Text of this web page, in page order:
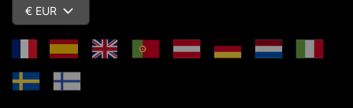
€ EUR